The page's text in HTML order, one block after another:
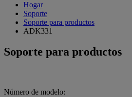
Hogar
Soporte
Soporte para productos
ADK331
Soporte para productos
Número de modelo: